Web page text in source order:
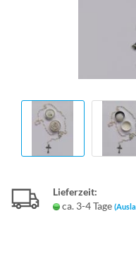
Lieferzeit:
ca. 3-4 Tage